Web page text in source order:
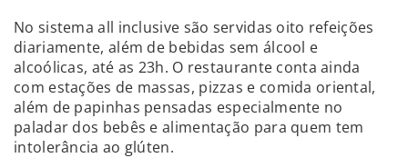
No sistema all inclusive são servidas oito refeições
diariamente, além de bebidas sem álcool e
alcoólicas, até as 23h. O restaurante conta ainda
com estações de massas, pizzas e comida oriental,
além de papinhas pensadas especialmente no
paladar dos bebês e alimentação para quem tem
intolerância ao glúten.